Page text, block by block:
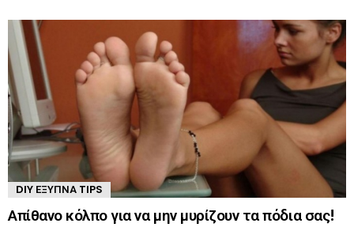
DIY ΈΞΥΠΝΑ TIPS
Απίθανο κόλπο για να μην μυρίζουν τα πόδια σας!